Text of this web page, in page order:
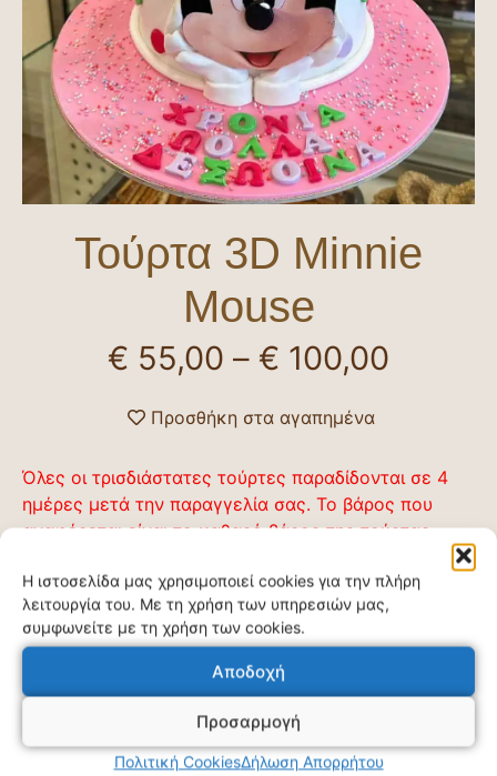
Η ιστοσελίδα μας χρησιμοποιεί cookies για την πλήρη
λειτουργία του. Με τη χρήση των υπηρεσιών μας,
συμφωνείτε με τη χρήση των cookies.
Αποδοχή
Προσαρμογή
Πολιτική CookiesΔήλωση Απορρήτου
Τούρτα 3D Minnie
Mouse
€ 55,00 – € 100,00
Προσθήκη στα αγαπημένα
Όλες οι τρισδιάστατες τούρτες παραδίδονται σε 4
ημέρες μετά την παραγγελία σας. Το βάρος που
αναφέρεται είναι το καθαρό βάρος της τούρτας
Σχετικά προϊόντα